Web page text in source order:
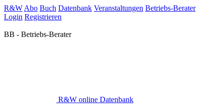
R&W Abo Buch Datenbank Veranstaltungen Betriebs-Berater
Login Registrieren
BB - Betriebs-Berater
R&W online Datenbank